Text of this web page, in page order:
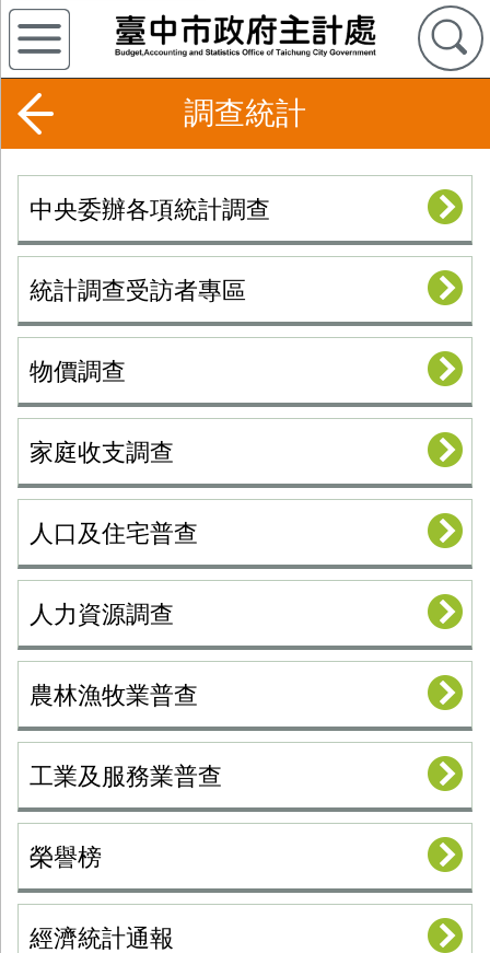
調查統計
中央委辦各項統計調查
統計調查受訪者專區
物價調查
家庭收支調查
人口及住宅普查
人力資源調查
農林漁牧業普查
工業及服務業普查
榮譽榜
經濟統計通報